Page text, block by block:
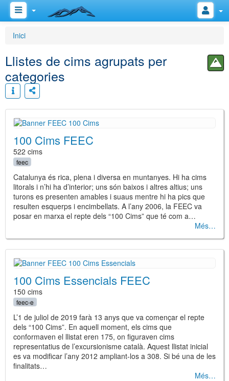
Inici
Llistes de cims agrupats per
categories
100 Cims FEEC
522 cims
feec
Catalunya és rica, plena i diversa en muntanyes. Hi ha cims
litorals i n’hi ha d’interior; uns són baixos i altres altius; uns
turons es presenten amables i suaus mentre hi ha pics que
resulten esquerps i encimbellats. A l’any 2006, la FEEC va
posar en marxa el repte dels “100 Cims” que té com a…
Més
100 Cims Essencials FEEC
150 cims
feec-e
L’1 de juliol de 2019 farà 13 anys que va començar el repte
dels “100 Cims”. En aquell moment, els cims que
conformaven el llistat eren 175, on figuraven cims
representatius de l’excursionisme català. Aquest llistat inicial
es va modificar l’any 2012 ampliant-los a 308. Si bé una de les
finalitats…
Més